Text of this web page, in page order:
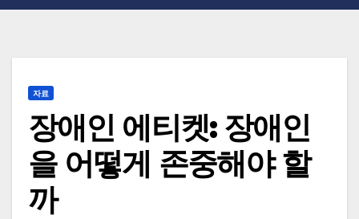
자료
장애인 에티켓: 장애인
을 어떻게 존중해야 할
까